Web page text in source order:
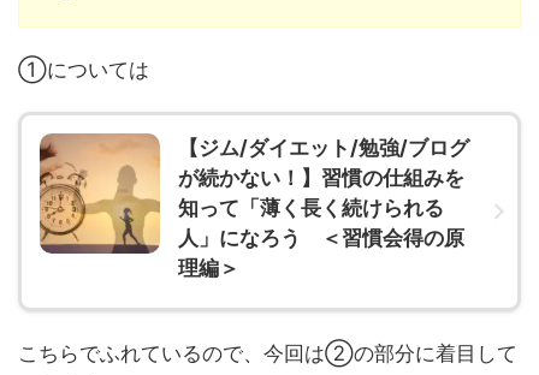
①については
【ジム/ダイエット/勉強/ブログ
が続かない！】習慣の仕組みを
知って「薄く長く続けられる
人」になろう ＜習慣会得の原
理編＞
こちらでふれているので、今回は②の部分に着目して